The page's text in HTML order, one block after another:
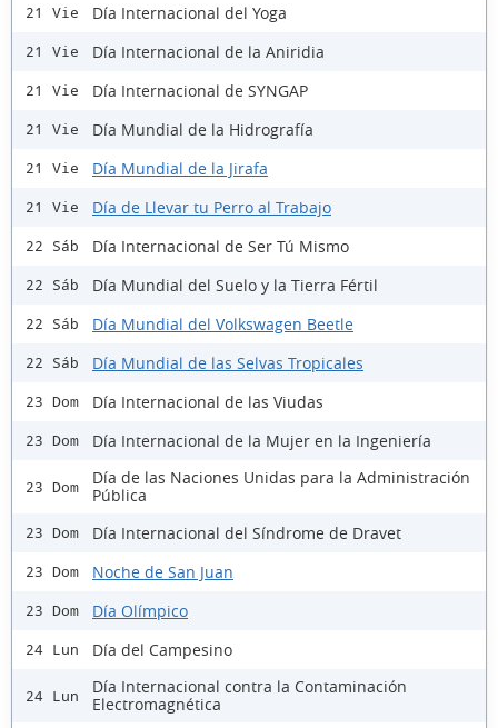
21 Vie Día Internacional del Yoga
21 Vie Día Internacional de la Aniridia
21 Vie Día Internacional de SYNGAP
21 Vie Día Mundial de la Hidrografía
21 Vie Día Mundial de la Jirafa
21 Vie Día de Llevar tu Perro al Trabajo
22 Sáb Día Internacional de Ser Tú Mismo
22 Sáb Día Mundial del Suelo y la Tierra Fértil
22 Sáb Día Mundial del Volkswagen Beetle
22 Sáb Día Mundial de las Selvas Tropicales
23 Dom Día Internacional de las Viudas
23 Dom Día Internacional de la Mujer en la Ingeniería
23 Dom
Día de las Naciones Unidas para la Administración
Pública
23 Dom Día Internacional del Síndrome de Dravet
23 Dom Noche de San Juan
23 Dom Día Olímpico
24 Lun Día del Campesino
24 Lun
Día Internacional contra la Contaminación
Electromagnética